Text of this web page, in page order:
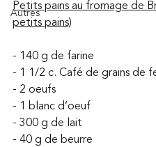
Autres
Petits pains au fromage de
petits pains)
- 140 g de farine
- 1 1/2 c. Café de grains de
- 2 oeufs
- 1 blanc d’oeuf
- 300 g de lait
- 40 g de beurre